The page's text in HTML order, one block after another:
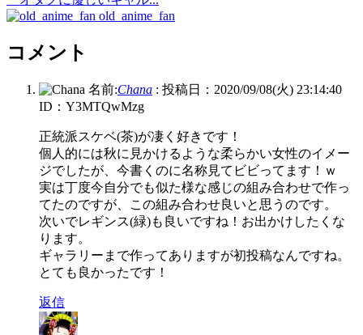
old_anime_fan
コメント
名前:Chana : 投稿日：2020/09/08(火) 23:14:40
ID：Y3MTQwMzg
正統派スケベ(茶)が凄く好きです！
個人的には秋に見かけるような柔らかい女性のイメー
ジでしたが、今書くのに名称見てビビってます！ｗ
実は丁度今自分でも似た様な感じの組み合わせで作っ
てたのですが、この組み合わせ良いと思うのです。
次いでレギンス(緑)も良いですね！お出かけしたくな
ります。
ギャラリーまで作ってありますが初投稿なんですね。
とても良かったです！
返信